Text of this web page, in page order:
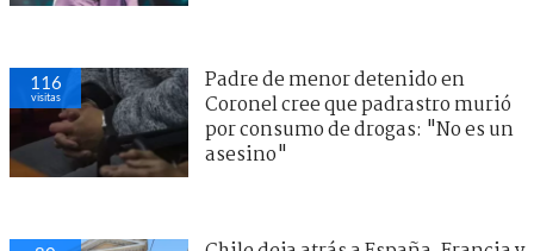
116
visitas
Padre de menor detenido en
Coronel cree que padrastro murió
por consumo de drogas: "No es un
asesino"